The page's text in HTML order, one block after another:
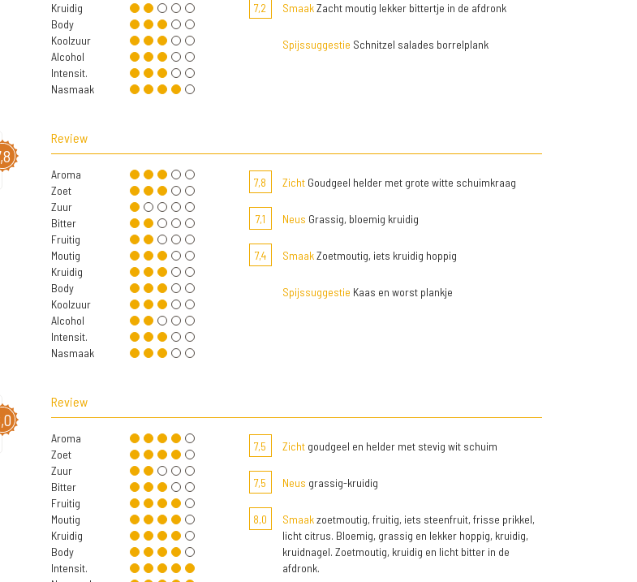
Kruidig
Body
Koolzuur
Alcohol
Intensit.
Nasmaak
7,2 SmaakZacht moutig lekker bittertje in de afdronk
Spijssuggestie Schnitzel salades borrelplank
Review
Aroma
Zoet
Zuur
Bitter
Fruitig
Moutig
Kruidig
Body
Koolzuur
Alcohol
Intensit.
Nasmaak
7,8 ZichtGoudgeel helder met grote witte schuimkraag
7,1 Neus Grassig, bloemig kruidig
7,4 SmaakZoetmoutig, iets kruidig hoppig
Spijssuggestie Kaas en worst plankje
Review
Aroma
Zoet
Zuur
Bitter
Fruitig
Moutig
Kruidig
Body
Intensit.
7,5 Zichtgoudgeel en helder met stevig wit schuim
7,5 Neus grassig-kruidig
8,0 Smaakzoetmoutig, fruitig, iets steenfruit, frisse prikkel,
licht citrus. Bloemig, grassig en lekker hoppig, kruidig,
kruidnagel. Zoetmoutig, kruidig en licht bitter in de
afdronk.